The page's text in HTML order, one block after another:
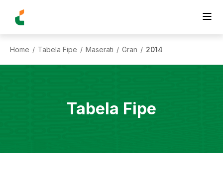
Home / Tabela Fipe / Maserati / Gran / 2014
Tabela Fipe